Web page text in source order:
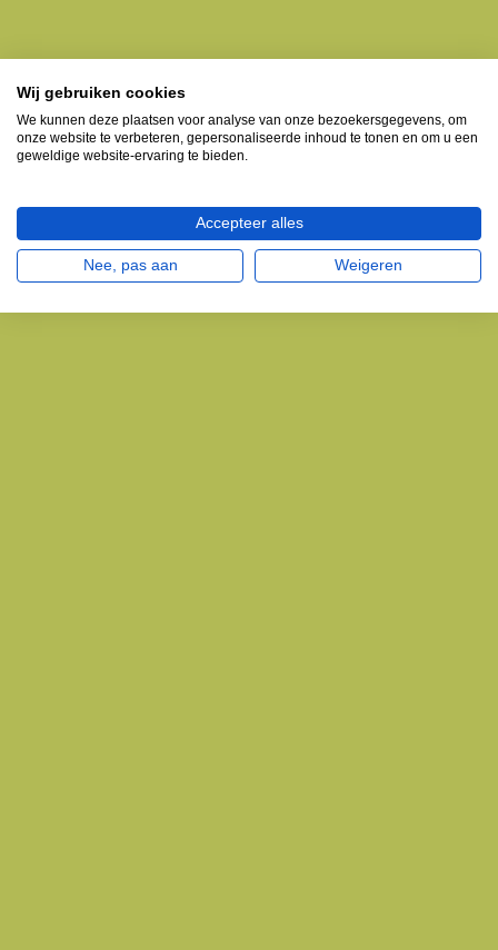
Wij gebruiken cookies
We kunnen deze plaatsen voor analyse van onze bezoekersgegevens, om
onze website te verbeteren, gepersonaliseerde inhoud te tonen en om u een
geweldige website-ervaring te bieden.
Accepteer alles
Nee, pas aan Weigeren